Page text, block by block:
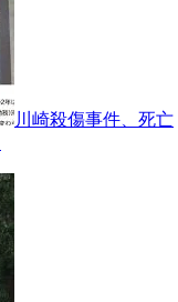
川崎殺傷事件、死亡